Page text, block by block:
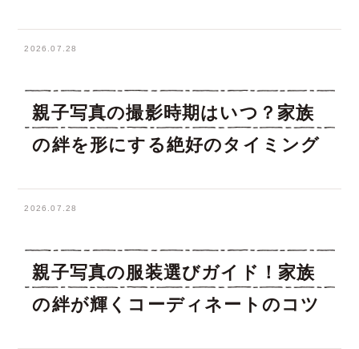
2026.07.28
親子写真の撮影時期はいつ？家族
の絆を形にする絶好のタイミング
2026.07.28
親子写真の服装選びガイド！家族
の絆が輝くコーディネートのコツ